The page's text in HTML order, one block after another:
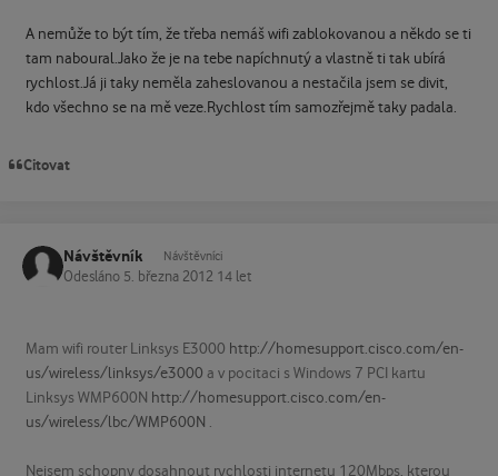
A nemůže to být tím, že třeba nemáš wifi zablokovanou a někdo se ti
tam naboural.Jako že je na tebe napíchnutý a vlastně ti tak ubírá
rychlost.Já ji taky neměla zaheslovanou a nestačila jsem se divit,
kdo všechno se na mě veze.Rychlost tím samozřejmě taky padala.
Citovat
Návštěvník Návštěvníci
Odesláno 5. března 2012 14 let
Mam wifi router Linksys E3000 http://homesupport.cisco.com/en-
us/wireless/linksys/e3000 a v pocitaci s Windows 7 PCI kartu
Linksys WMP600N http://homesupport.cisco.com/en-
us/wireless/lbc/WMP600N .
Nejsem schopny dosahnout rychlosti internetu 120Mbps, kterou